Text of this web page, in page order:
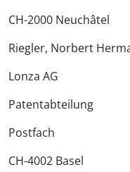
CH-2000 Neuchâtel
Riegler, Norbert
Lonza AG
Patentabteilung
Postfach
CH-4002 Basel